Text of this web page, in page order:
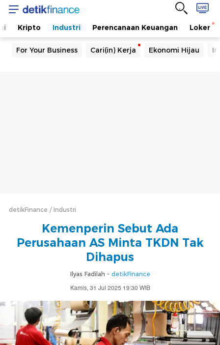
Kripto Industri Perencanaan Keuangan Loker
For Your Business Cari(in) Kerja Ekonomi Hijau
detikFinance Industri
Kemenperin Sebut Ada
Perusahaan AS Minta TKDN Tak
Dihapus
Ilyas Fadilah - detikFinance
Kamis, 31 Jul 2025 19:30 WIB